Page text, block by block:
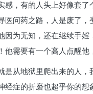
感，有的人头上好像套
医问药之路，人是废了
因为无知，还在继续手
需要有一个高人点醒
是从地狱里爬出来的人
经症的折磨也超乎你的